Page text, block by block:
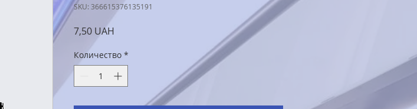
SKU: 366615376135191
7,50 UAH
Количество *